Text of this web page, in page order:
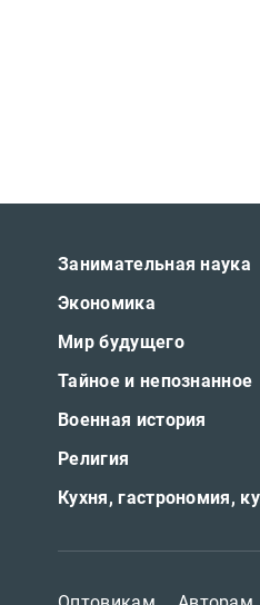
Занимательная наука
Экономика
Мир будущего
Тайное и непознанное
Военная история
Религия
Кухня, гастрономия,